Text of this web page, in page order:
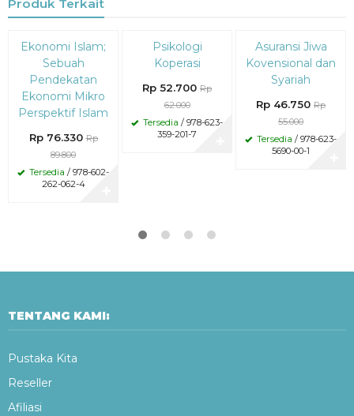
Produk Terkait
Diskon
15%
Ekonomi Islam;
Sebuah
Pendekatan
Ekonomi Mikro
Perspektif Islam
Rp 76.330 Rp
89.800
Tersedia / 978-602-
262-062-4
DiskonPsikologi
Koperasi
Rp 52.700 Rp
62.000
Tersedia / 978-623-
359-201-7
Diskon
15%Asuransi Jiwa
Kovensional dan
Syariah
Rp 46.750 Rp
55.000
Tersedia / 978-623-
5690-00-1
TENTANG KAMI:
Pustaka Kita
Reseller
Afiliasi